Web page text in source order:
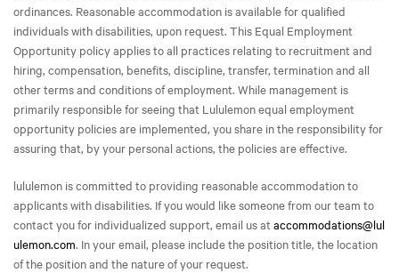
ordinances. Reasonable accommodation is available for qualified
individuals with disabilities, upon request. This Equal Employment
Opportunity policy applies to all practices relating to recruitment and
hiring, compensation, benefits, discipline, transfer, termination and all
other terms and conditions of employment. While management is
primarily responsible for seeing that Lululemon equal employment
opportunity policies are implemented, you share in the responsibility for
assuring that, by your personal actions, the policies are effective.
lululemon is committed to providing reasonable accommodation to
applicants with disabilities. If you would like someone from our team to
contact you for individualized support, email us at accommodations@lul
ulemon.com. In your email, please include the position title, the location
of the position and the nature of your request.